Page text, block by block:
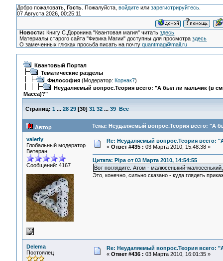
Добро пожаловать, Гость. Пожалуйста, войдитеили зарегистрируйтесь.
07 Августа 2026, 00:25:11
Новости: Книгу С.Доронина "Квантовая магия" читатьздесь
Материалы старого сайта "Физика Магии" доступны для просмотраздесь
О замеченных глюках просьба писать на почтуquantmag@mail.ru
Квантовый Портал
Тематические разделы
Философия(Модератор: Корнак7)
Неудаляемый вопрос.Теория всего: "А был ли мальчик (в
Масса)?"
Страниц: 1 ... 28 29[30] 31 32 ... 39 Все
Автор Тема: Неудаляемый вопрос.Теория всего: "А
valeriy
Глобальный модератор
Ветеран
Сообщений: 4167
Re: Неудаляемый вопрос.Теория всего:
« Ответ #435 : 03 Марта 2010, 15:48:38 »
Цитата: Pipa от 03 Марта 2010, 14:54:55
Вот поглядите. Атом - малюсенький-
Это, конечно, сильно сказано - куда глядеть
Delema
Постоялец
Re: Неудаляемый вопрос.Теория всего:
« Ответ #436 : 03 Марта 2010, 16:01:35 »